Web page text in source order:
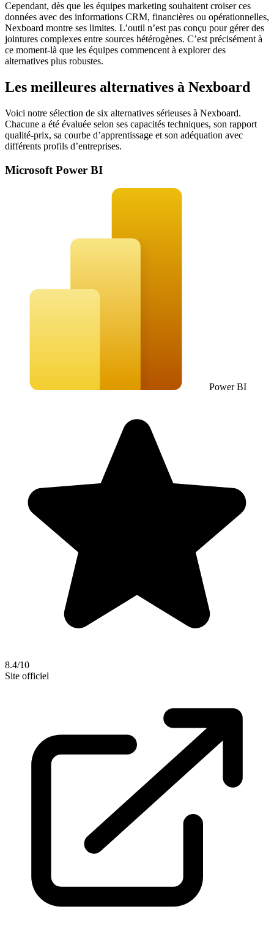
Cependant, dès que les équipes marketing souhaitent croiser ces
données avec des informations CRM, financières ou opérationnelles,
Nexboard montre ses limites. L’outil n’est pas conçu pour gérer des
jointures complexes entre sources hétérogènes. C’est précisément à
ce moment-là que les équipes commencent à explorer des
alternatives plus robustes.
Les meilleures alternatives à Nexboard
Voici notre sélection de six alternatives sérieuses à Nexboard.
Chacune a été évaluée selon ses capacités techniques, son rapport
qualité-prix, sa courbe d’apprentissage et son adéquation avec
différents profils d’entreprises.
Microsoft Power BI
Power BI
8.4/10
Site officiel